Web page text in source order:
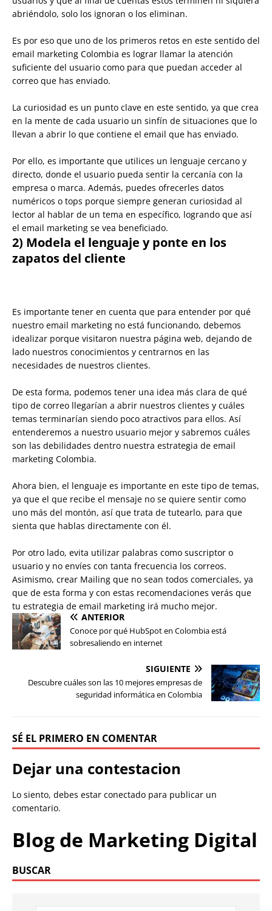
abriéndolo, solo los ignoran o los eliminan.
Es por eso que uno de los primeros retos en este sentido del
email marketing Colombia es lograr llamar la atención
suficiente del usuario como para que puedan acceder al
correo que has enviado.
La curiosidad es un punto clave en este sentido, ya que crea
en la mente de cada usuario un sinfín de situaciones que lo
llevan a abrir lo que contiene el email que has enviado.
Por ello, es importante que utilices un lenguaje cercano y
directo, donde el usuario pueda sentir la cercanía con la
empresa o marca. Además, puedes ofrecerles datos
numéricos o tops porque siempre generan curiosidad al
lector al hablar de un tema en específico, logrando que así
el email marketing se vea beneficiado.
2) Modela el lenguaje y ponte en los
zapatos del cliente
Es importante tener en cuenta que para entender por qué
nuestro email marketing no está funcionando, debemos
idealizar porque visitaron nuestra página web, dejando de
lado nuestros conocimientos y centrarnos en las
necesidades de nuestros clientes.
De esta forma, podemos tener una idea más clara de qué
tipo de correo llegarían a abrir nuestros clientes y cuáles
temas terminarían siendo poco atractivos para ellos. Así
entenderemos a nuestro usuario mejor y sabremos cuáles
son las debilidades dentro nuestra estrategia de email
marketing Colombia.
Ahora bien, el lenguaje es importante en este tipo de temas,
ya que el que recibe el mensaje no se quiere sentir como
uno más del montón, así que trata de tutearlo, para que
sienta que hablas directamente con él.
Por otro lado, evita utilizar palabras como suscriptor o
usuario y no envíes con tanta frecuencia los correos.
Asimismo, crear Mailing que no sean todos comerciales, ya
que de esta forma y con estas recomendaciones verás que
tu estrategia de email marketing irá mucho mejor.
ANTERIOR
Conoce por qué HubSpot en Colombia está
sobresaliendo en internet
SIGUIENTE
Descubre cuáles son las 10 mejores empresas de
seguridad informática en Colombia
SÉ EL PRIMERO EN COMENTAR
Dejar una contestacion
Lo siento, debes estar conectado para publicar un
comentario.
Blog de Marketing Digital
BUSCAR